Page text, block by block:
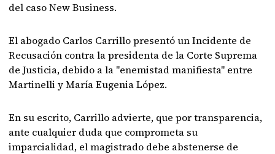
del caso New Business.
El abogado Carlos Carrillo presentó un Incidente de
Recusación contra la presidenta de la Corte Suprema
de Justicia, debido a la "enemistad manifiesta" entre
Martinelli y María Eugenia López.
En su escrito, Carrillo advierte, que por transparencia,
ante cualquier duda que comprometa su
imparcialidad, el magistrado debe abstenerse de